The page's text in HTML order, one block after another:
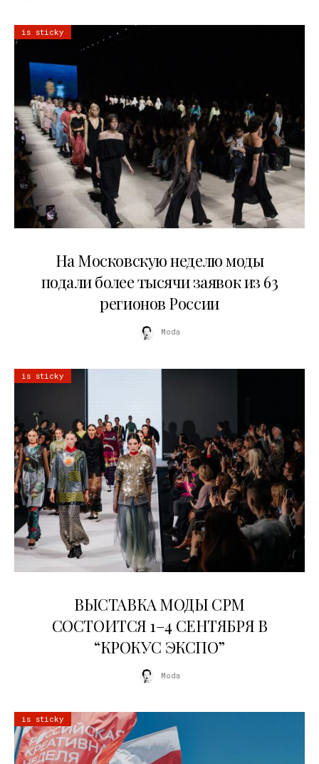
is sticky
На Московскую неделю моды
подали более тысячи заявок из 63
регионов России
Moda
is sticky
ВЫСТАВКА МОДЫ CPM
СОСТОИТСЯ 1–4 СЕНТЯБРЯ В
“КРОКУС ЭКСПО”
Moda
is sticky